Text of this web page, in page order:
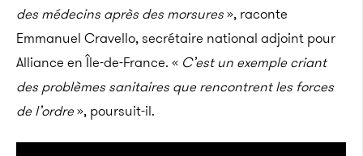
des médecins après des morsures», raconte
Emmanuel Cravello, secrétaire national adjoint pour
Alliance en Île-de-France. « C’est un exemple criant
des problèmes sanitaires que rencontrent les forces
de l’ordre», poursuit-il.